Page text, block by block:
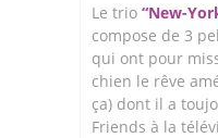
Le trio “New-
compose de 3
qui ont pour
chien le rêve
ça) dont il a
Friends à la